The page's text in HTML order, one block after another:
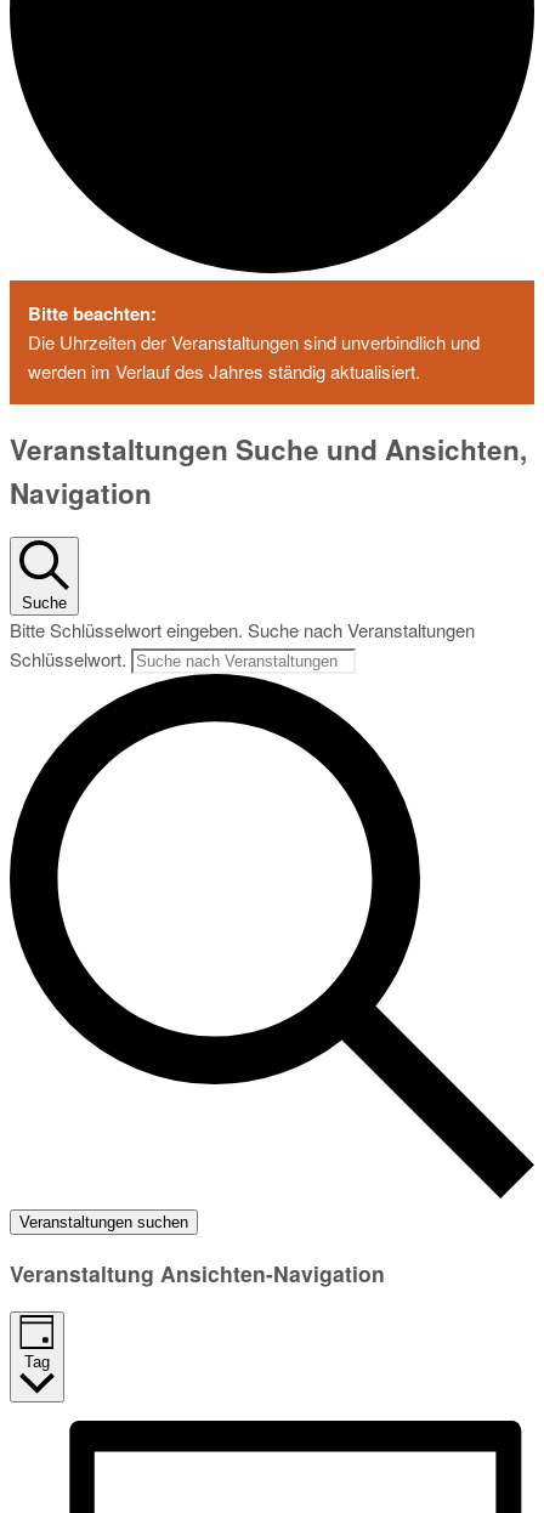
Bitte beachten:
Die Uhrzeiten der Veranstaltungen sind unverbindlich und
werden im Verlauf des Jahres ständig aktualisiert.
Veranstaltungen
für
1.
August
2026
Veranstaltungen Suche und Ansichten,
Navigation
Suche
Bitte Schlüsselwort eingeben. Suche nach Veranstaltungen
Schlüsselwort.
Veranstaltungen suchen
Veranstaltung Ansichten-Navigation
Tag